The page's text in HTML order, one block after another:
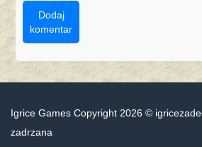
Dodaj
komentar
Igrice Games Copyright 2026 ©
zadrzana